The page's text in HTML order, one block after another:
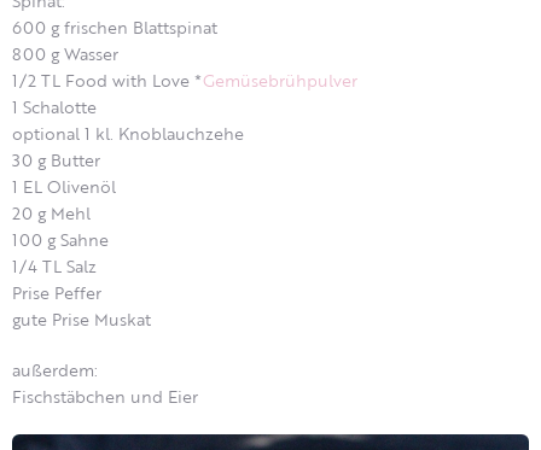
600 g frischen Blattspinat
800 g Wasser
1/2 TL Food with Love *Gemüsebrühpulver
1 Schalotte
optional 1 kl. Knoblauchzehe
30 g Butter
1 EL Olivenöl
20 g Mehl
100 g Sahne
1/4 TL Salz
Prise Peffer
gute Prise Muskat
außerdem:
Fischstäbchen und Eier